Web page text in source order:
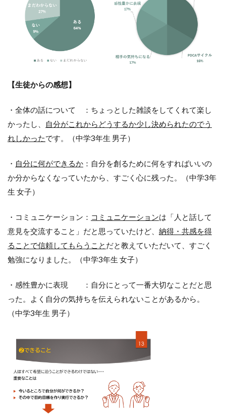
【生徒からの感想】
・全体の話について ：ちょっとした雑談をしてくれて楽し
かったし、
自分がこれからどうするか少し決められたのでう
れしかったです。（中学3年生 男子）
・ 自分に何ができるか ：自分を創るために何をすればいいの
か分からなくなっていたから、すごく心に残った。（中学3年
生 女子）
・コミュニケーション： コミュニケーションは「人と話して
意見を交流すること」だと思っていたけど、 納得・共感を得
ることで信頼してもらうこと だと教えていただいて、すごく
勉強になりました。（中学3年生 女子）
・感性豊かに表現 ：自分にとって一番大切なことだと思
った。よく自分の気持ちを伝えられないことがあるから。
（中学3年生 男子）